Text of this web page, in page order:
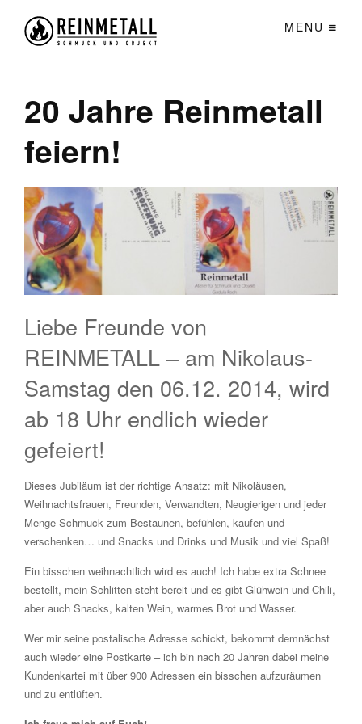
MENU
20 Jahre Reinmetall
feiern!
Liebe Freunde von
REINMETALL – am Nikolaus-
Samstag den 06.12. 2014, wird
ab 18 Uhr endlich wieder
gefeiert!
Dieses Jubiläum ist der richtige Ansatz: mit Nikoläusen,
Weihnachtsfrauen, Freunden, Verwandten, Neugierigen und jeder
Menge Schmuck zum Bestaunen, befühlen, kaufen und
verschenken… und Snacks und Drinks und Musik und viel Spaß!
Ein bisschen weihnachtlich wird es auch! Ich habe extra Schnee
bestellt, mein Schlitten steht bereit und es gibt Glühwein und Chili,
aber auch Snacks, kalten Wein, warmes Brot und Wasser.
Wer mir seine postalische Adresse schickt, bekommt demnächst
auch wieder eine Postkarte – ich bin nach 20 Jahren dabei meine
Kundenkartei mit über 900 Adressen ein bisschen aufzuräumen
und zu entlüften.